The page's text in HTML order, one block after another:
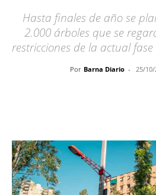
Hasta finales de año se
2.000 árboles que se
restricciones de la actual
Por Barna Diario - 25/10/